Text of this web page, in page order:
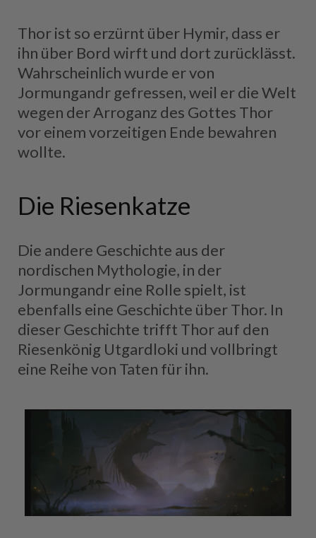
Thor ist so erzürnt über Hymir, dass er
ihn über Bord wirft und dort zurücklässt.
Wahrscheinlich wurde er von
Jormungandr gefressen, weil er die Welt
wegen der Arroganz des Gottes Thor
vor einem vorzeitigen Ende bewahren
wollte.
Die Riesenkatze
Die andere Geschichte aus der
nordischen Mythologie, in der
Jormungandr eine Rolle spielt, ist
ebenfalls eine Geschichte über Thor. In
dieser Geschichte trifft Thor auf den
Riesenkönig Utgardloki und vollbringt
eine Reihe von Taten für ihn.